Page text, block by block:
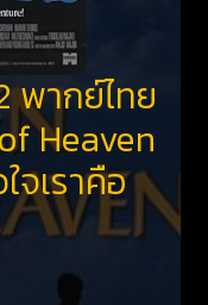
พากย์ไทย
Heaven
จเราคือ